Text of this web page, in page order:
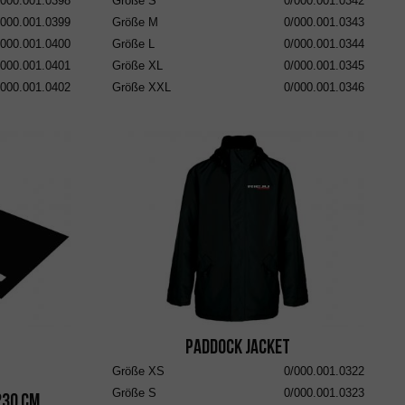
Größe M
0/000.001.0343
Größe L
0/000.001.0344
Größe XL
0/000.001.0345
Größe XXL 0/000.001.0346
cm
Paddock Jacket
Größe XS
0/000.001.0322
Größe S 0/000.001.0323